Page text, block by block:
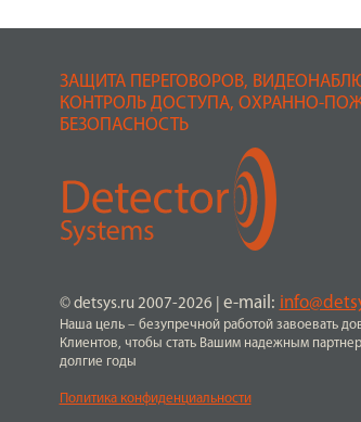
ЗАЩИТА ПЕРЕГОВОРОВ,
КОНТРОЛЬ ДОСТУПА, ОХРАННО-
БЕЗОПАСНОСТЬ
© detsys.ru 2007-2026 e-mail:
Наша цель – безупречной работой завоевать
Клиентов, чтобы стать Вашим надежным
долгие годы
Политика конфиденциальности